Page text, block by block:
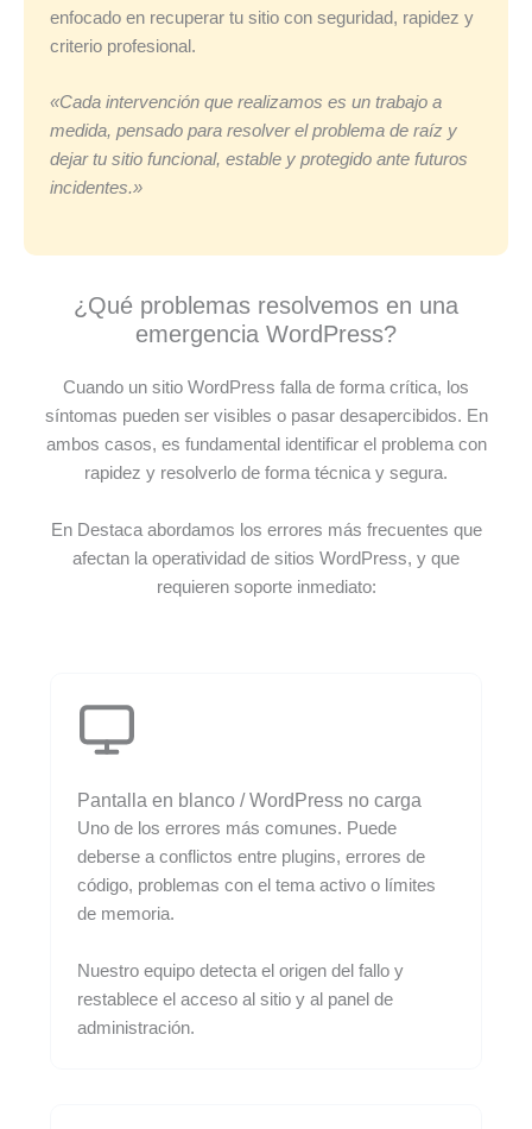
enfocado en recuperar tu sitio con seguridad, rapidez y
criterio profesional.
«Cada intervención que realizamos es un trabajo a
medida, pensado para resolver el problema de raíz y
dejar tu sitio funcional, estable y protegido ante futuros
incidentes.»
¿Qué problemas resolvemos en una
emergencia WordPress?
Cuando un sitio WordPress falla de forma crítica, los
síntomas pueden ser visibles o pasar desapercibidos. En
ambos casos, es fundamental identificar el problema con
rapidez y resolverlo de forma técnica y segura.
En Destaca abordamos los errores más frecuentes que
afectan la operatividad de sitios WordPress, y que
requieren soporte inmediato:
Pantalla en blanco / WordPress no carga
Uno de los errores más comunes. Puede
deberse a conflictos entre plugins, errores de
código, problemas con el tema activo o límites
de memoria.
Nuestro equipo detecta el origen del fallo y
restablece el acceso al sitio y al panel de
administración.